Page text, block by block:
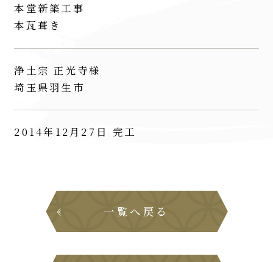
本堂新築工事
本瓦葺き
浄土宗 正光寺様
埼玉県羽生市
2014年12月27日 完工
一覧へ戻る